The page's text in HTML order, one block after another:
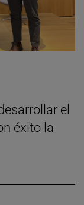
el
éxito la